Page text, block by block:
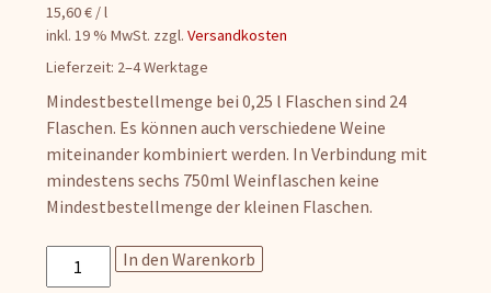
15,60€ /l
inkl. 19 % MwSt. zzgl.Versandkosten
Lieferzeit: 2–4 Werktage
Mindestbestellmenge bei 0,25 l Flaschen sind 24
Flaschen. Es können auch verschiedene Weine
miteinander kombiniert werden. In Verbindung mit
mindestens sechs 750ml Weinflaschen keine
Mindestbestellmenge der kleinen Flaschen.
Pablo
Menge
In den Warenkorb